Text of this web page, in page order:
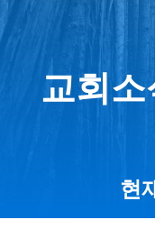
교회소
현